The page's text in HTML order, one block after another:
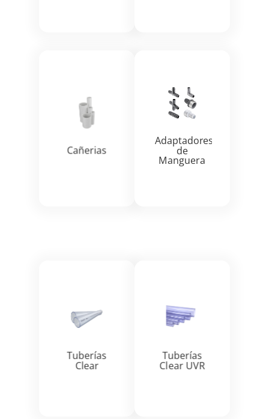
Cañerias

Ver más
Adaptadores
de
Manguera

Ver más
Tuberías
Clear

Ver más
Tuberías
Clear UVR

Ver más